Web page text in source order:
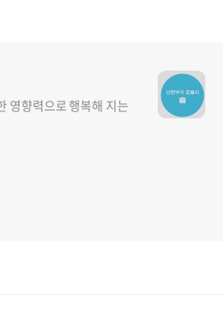
영향력으로 행복해 지는